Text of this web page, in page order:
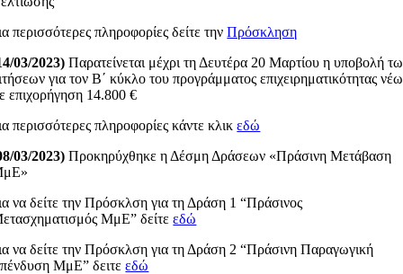
περισσότερες πληροφορίες δείτε τηνΠρόσκληση
03/2023)Παρατείνεται μέχρι τη Δευτέρα 20 Μαρτίου η υποβολή
για τον Β΄ κύκλο του προγράμματος επιχειρηματικότητας
επιχορήγηση 14.800 €
περισσότερες πληροφορίες κάντε κλικεδώ
03/2023) Προκηρύχθηκε η Δέσμη Δράσεων «Πράσινη Μετάβαση
να δείτε την Πρόσκλση για τη Δράση 1 “Πράσινος
ΜμΕ” δείτεεδώ
να δείτε την Πρόσκλση για τη Δράση 2 “Πράσινη Παραγωγική
ΜμΕ” δειτεεδώ